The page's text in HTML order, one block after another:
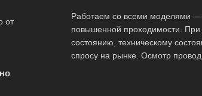
от
Работаем со всеми моделями —
повышенной проходимости. При
состоянию, техническому
спросу на рынке. Осмотр